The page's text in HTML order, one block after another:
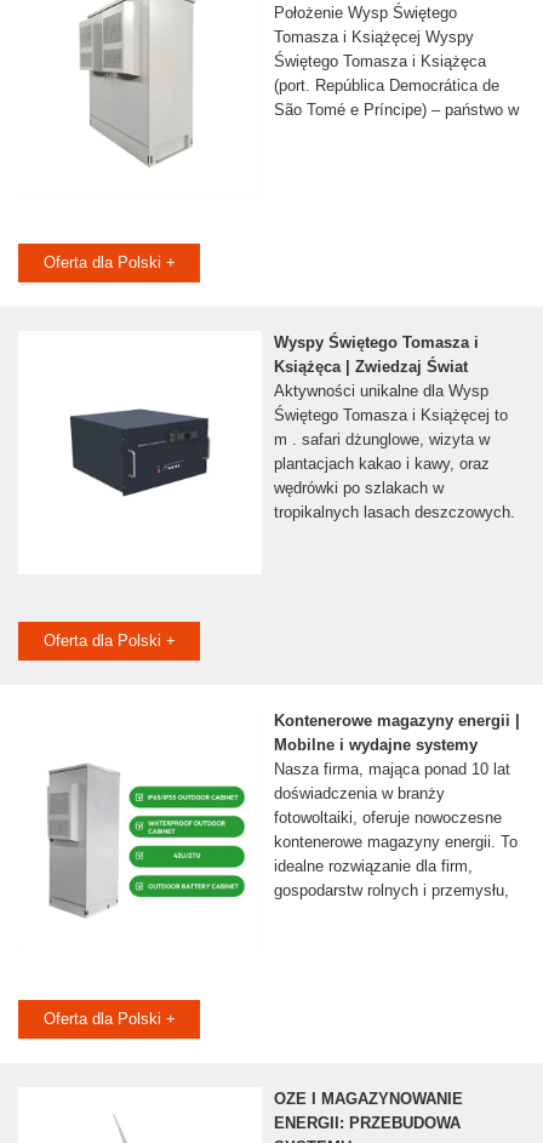
Położenie Wysp Świętego
Tomasza i Książęcej Wyspy
Świętego Tomasza i Książęca
(port. República Democrática de
São Tomé e Príncipe) – państwo w
Oferta dla Polski +
Wyspy Świętego Tomasza i
Książęca | Zwiedzaj Świat
Aktywności unikalne dla Wysp
Świętego Tomasza i Książęcej to
m . safari dżunglowe, wizyta w
plantacjach kakao i kawy, oraz
wędrówki po szlakach w
tropikalnych lasach deszczowych.
Oferta dla Polski +
Kontenerowe magazyny energii |
Mobilne i wydajne systemy
Nasza firma, mająca ponad 10 lat
doświadczenia w branży
fotowoltaiki, oferuje nowoczesne
kontenerowe magazyny energii. To
idealne rozwiązanie dla firm,
gospodarstw rolnych i przemysłu,
Oferta dla Polski +
OZE I MAGAZYNOWANIE
ENERGII: PRZEBUDOWA